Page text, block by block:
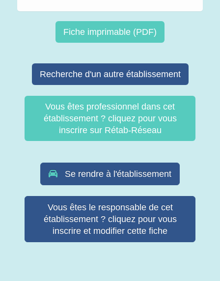
Fiche imprimable (PDF)
Recherche d'un autre établissement
Vous êtes professionnel dans cet
établissement ? cliquez pour vous
inscrire sur Rétab-Réseau
Se rendre à l'établissement
Vous êtes le responsable de cet
établissement ? cliquez pour vous
inscrire et modifier cette fiche